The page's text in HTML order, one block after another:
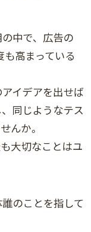
中で、広告の
高まっている
イデアを出せば
同じようなテス
んか。
大切なことはユ
のことを指して